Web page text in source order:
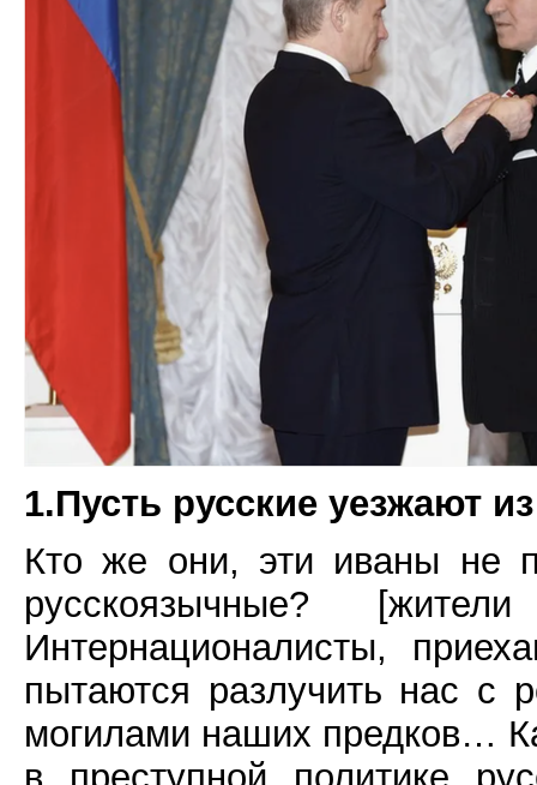
1.Пусть русские уезжают
Кто же они, эти иваны не
русскоязычные?
Интернационалисты,
пытаются разлучить нас с
могилами наших предков…